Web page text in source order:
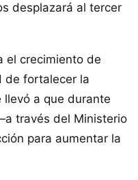
desplazará al tercer
el crecimiento de
de fortalecer la
llevó a que durante
través del Ministerio
para aumentar la